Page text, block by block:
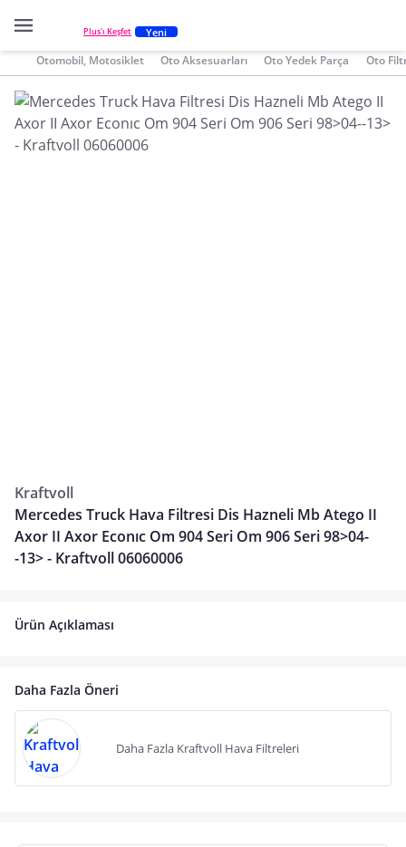
Plus'ı Keşfet Yeni
Otomobil, Motosiklet Oto Aksesuarları Oto Yedek Parça Oto
Kraftvoll
Mercedes Truck Hava Filtresi Dis Hazneli Mb Atego II
Axor II Axor Econıc Om 904 Seri Om 906 Seri 98>04-
-13> - Kraftvoll 06060006
Ürün Açıklaması
Daha Fazla Öneri
Daha Fazla Kraftvoll Hava Filtreleri